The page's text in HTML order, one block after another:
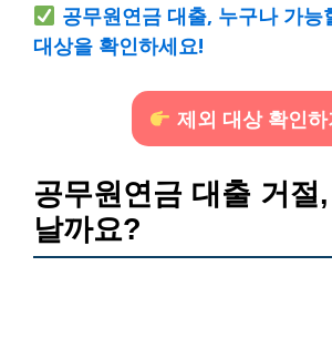
공무원연금 대출, 누구나 가능
대상을 확인하세요!
제외 대상 확인하
공무원연금 대출 거절
날까요?